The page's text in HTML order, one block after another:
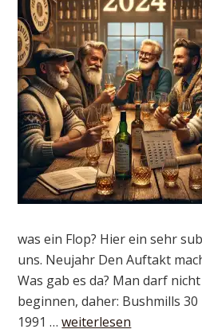
was ein Flop? Hier ein sehr
uns. Neujahr Den Auftakt
Was gab es da? Man darf
beginnen, daher: Bushmills
1991 …weiterlesen